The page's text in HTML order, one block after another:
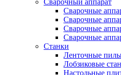
Сварочный аппарат
Сварочные
Сварочные
Сварочные
Сварочные
Станки
Ленточные
Лобзиковые
Настольные